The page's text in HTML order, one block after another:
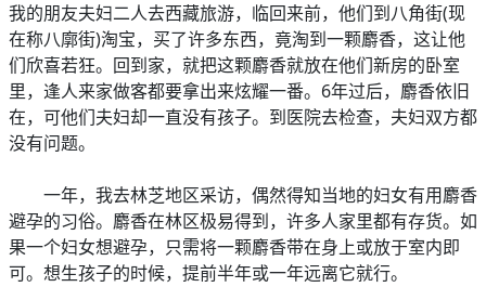
我的朋友夫妇二人去西藏旅游，临回来前，他们到八角街(现
在称八廓街)淘宝，买了许多东西，竟淘到一颗麝香，这让他
们欣喜若狂。回到家，就把这颗麝香就放在他们新房的卧室
里，逢人来家做客都要拿出来炫耀一番。6年过后，麝香依旧
在，可他们夫妇却一直没有孩子。到医院去检查，夫妇双方都
没有问题。
一年，我去林芝地区采访，偶然得知当地的妇女有用麝香
避孕的习俗。麝香在林区极易得到，许多人家里都有存货。如
果一个妇女想避孕，只需将一颗麝香带在身上或放于室内即
可。想生孩子的时候，提前半年或一年远离它就行。